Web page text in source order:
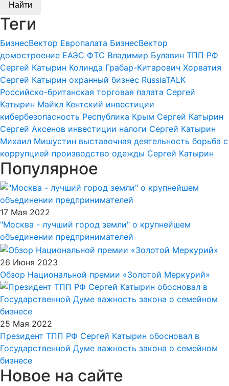
Найти
Теги
БизнесВектор Европалата БизнесВектор
домостроение ЕАЭС ФТС Владимир Булавин ТПП РФ
Сергей Катырин Колинда Грабар-Китарович Хорватия
Сергей Катырин охранный бизнес RussiaTALK
Российско-британская торговая палата Сергей
Катырин Майкл Кентский инвестиции
кибербезопасность Республика Крым Сергей Катырин
Сергей Аксенов инвестиции налоги Сергей Катырин
Михаил Мишустин выставочная деятельность борьба с
коррупцией производство одежды Сергей Катырин
Популярное
17 Мая 2022
"Москва - лучший город земли" о крупнейшем
объединении предпринимателей
26 Июня 2023
Обзор Национальной премии «Золотой Меркурий»
25 Мая 2022
Президент ТПП РФ Сергей Катырин обосновал в
Государственной Думе важность закона о семейном
бизнесе
Новое на сайте